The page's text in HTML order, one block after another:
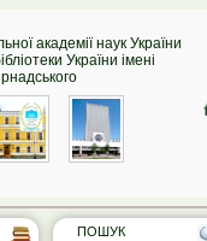
академії наук України
України імені
ПОШУК